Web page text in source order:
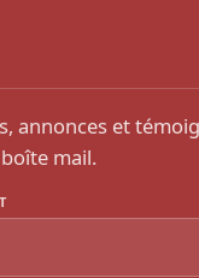
annonces et
mail.